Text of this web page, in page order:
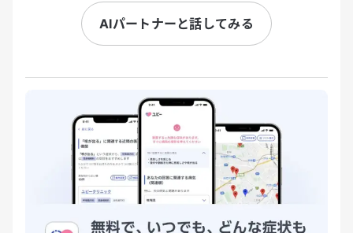
AIパートナーと話してみる